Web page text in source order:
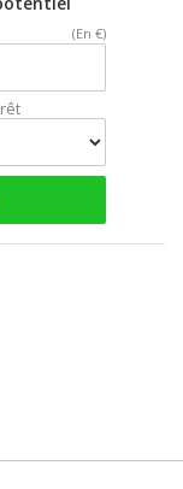
(En €)